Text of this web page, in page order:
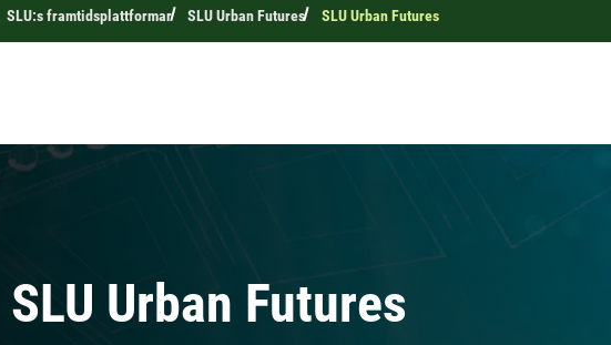
SLU:s framtidsplattformar SLU Urban Futures SLU Urban Futures
Urban Futures